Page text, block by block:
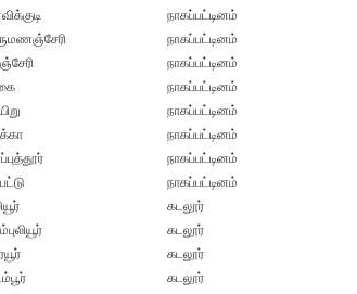
நாகப்பட்டினம்
நாகப்பட்டினம்
நாகப்பட்டினம்
நாகப்பட்டினம்
நாகப்பட்டினம்
நாகப்பட்டினம்
நாகப்பட்டினம்
நாகப்பட்டினம்
கடலூர்
கடலூர்
கடலூர்
கடலூர்